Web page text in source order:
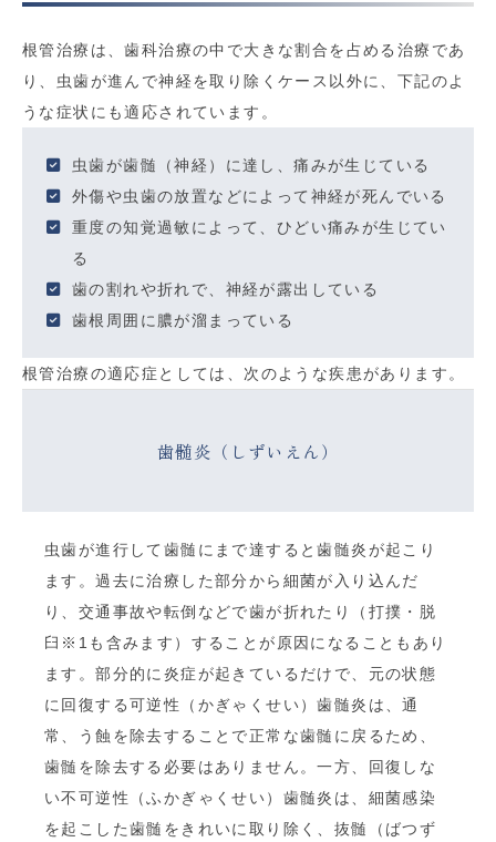
根管治療は、歯科治療の中で大きな割合を占める治療であ
り、虫歯が進んで神経を取り除くケース以外に、下記のよ
うな症状にも適応されています。
虫歯が歯髄（神経）に達し、痛みが生じている
外傷や虫歯の放置などによって神経が死んでいる
重度の知覚過敏によって、ひどい痛みが生じてい
る
歯の割れや折れで、神経が露出している
歯根周囲に膿が溜まっている
根管治療の適応症としては、次のような疾患があります。
歯髄炎（しずいえん）
虫歯が進行して歯髄にまで達すると歯髄炎が起こり
ます。過去に治療した部分から細菌が入り込んだ
り、交通事故や転倒などで歯が折れたり（打撲・脱
臼※1も含みます）することが原因になることもあり
ます。部分的に炎症が起きているだけで、元の状態
に回復する可逆性（かぎゃくせい）歯髄炎は、通
常、う蝕を除去することで正常な歯髄に戻るため、
歯髄を除去する必要はありません。一方、回復しな
い不可逆性（ふかぎゃくせい）歯髄炎は、細菌感染
を起こした歯髄をきれいに取り除く、抜髄（ばつず